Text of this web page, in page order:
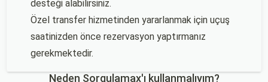
desteği alabilirsiniz.
Özel transfer hizmetinden yararlanmak için uçuş
saatinizden önce rezervasyon yaptırmanız
gerekmektedir.
Neden Sorgulamax'ı kullanmalıyım?